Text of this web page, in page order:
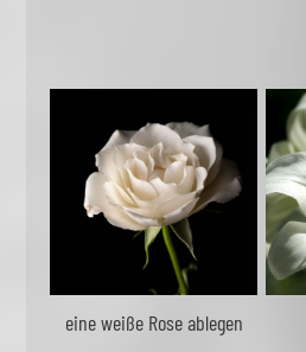
eine weiße Rose ablegen